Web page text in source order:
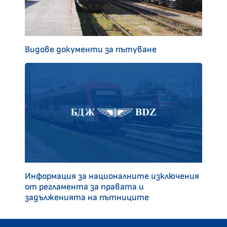
Видове документи за пътуване
Информация за националните изключения
от регламента за правата и
задълженията на пътниците